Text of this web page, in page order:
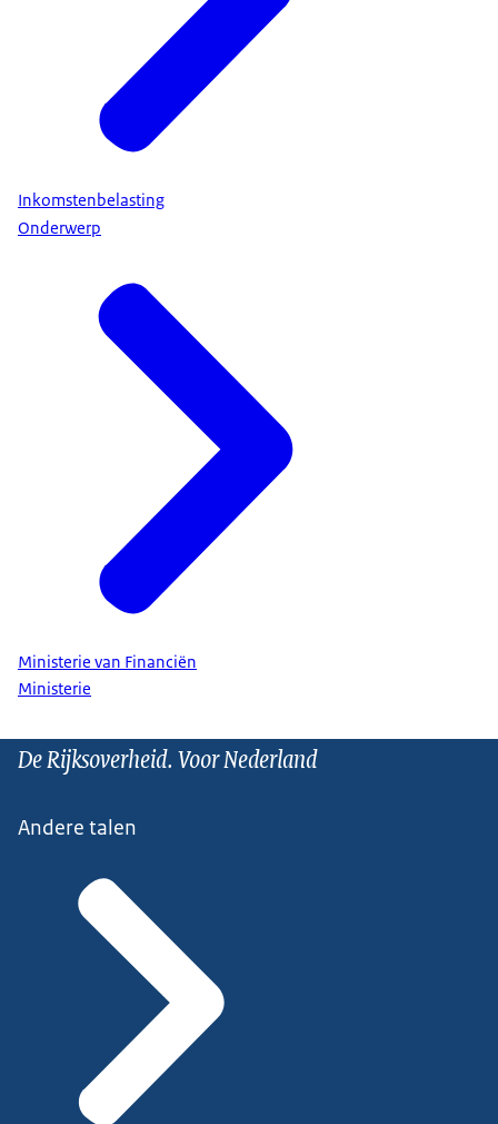
Inkomstenbelasting
Onderwerp
Ministerie van Financiën
Ministerie
De Rijksoverheid. Voor Nederland
Andere talen